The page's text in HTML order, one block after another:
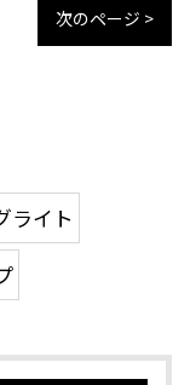
次のページ >
ライト